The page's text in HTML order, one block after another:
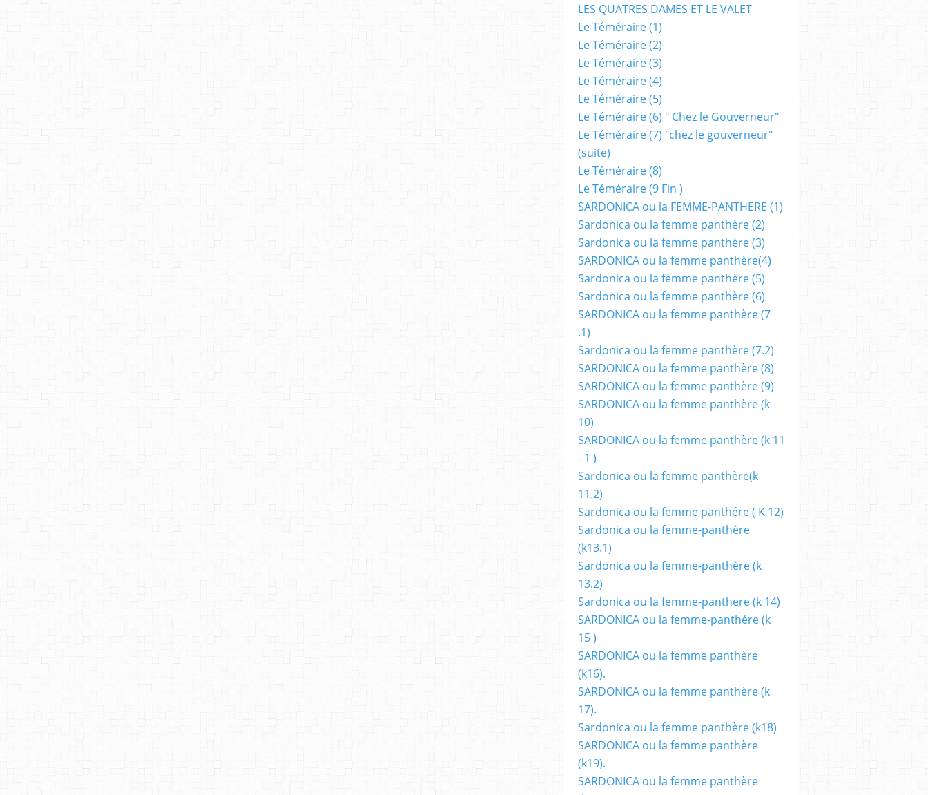
LES QUATRES DAMES ET LE VALET
Le Téméraire (1)
Le Téméraire (2)
Le Téméraire (3)
Le Téméraire (4)
Le Téméraire (5)
Le Téméraire (6) " Chez le Gouverneur"
Le Téméraire (7) "chez le gouverneur"
(suite)
Le Téméraire (8)
Le Téméraire (9 Fin )
SARDONICA ou la FEMME-PANTHERE (1)
Sardonica ou la femme panthère (2)
Sardonica ou la femme panthère (3)
SARDONICA ou la femme panthère(4)
Sardonica ou la femme panthère (5)
Sardonica ou la femme panthère (6)
SARDONICA ou la femme panthère (7
.1)
Sardonica ou la femme panthère (7.2)
SARDONICA ou la femme panthère (8)
SARDONICA ou la femme panthère (9)
SARDONICA ou la femme panthère (k
10)
SARDONICA ou la femme panthère (k 11
- 1 )
Sardonica ou la femme panthère(k
11.2)
Sardonica ou la femme panthére ( K 12)
Sardonica ou la femme-panthère
(k13.1)
Sardonica ou la femme-panthère (k
13.2)
Sardonica ou la femme-panthere (k 14)
SARDONICA ou la femme-panthére (k
15 )
SARDONICA ou la femme panthère
(k16).
SARDONICA ou la femme panthère (k
17).
Sardonica ou la femme panthère (k18)
SARDONICA ou la femme panthère
(k19).
SARDONICA ou la femme panthère